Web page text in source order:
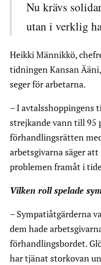
Nu krävs
utan i verklig
Heikki Männikkö,
tidningen Kansan
seger för arbetarna.
– I avtalsshoppingens
strejkande vann till 95
förhandlingsrätten
arbetsgivarna säger
problemen framåt i
Vilken roll spelade
– Sympatiåtgärderna
dem hade
förhandlingsbordet.
har tjänat storkovan